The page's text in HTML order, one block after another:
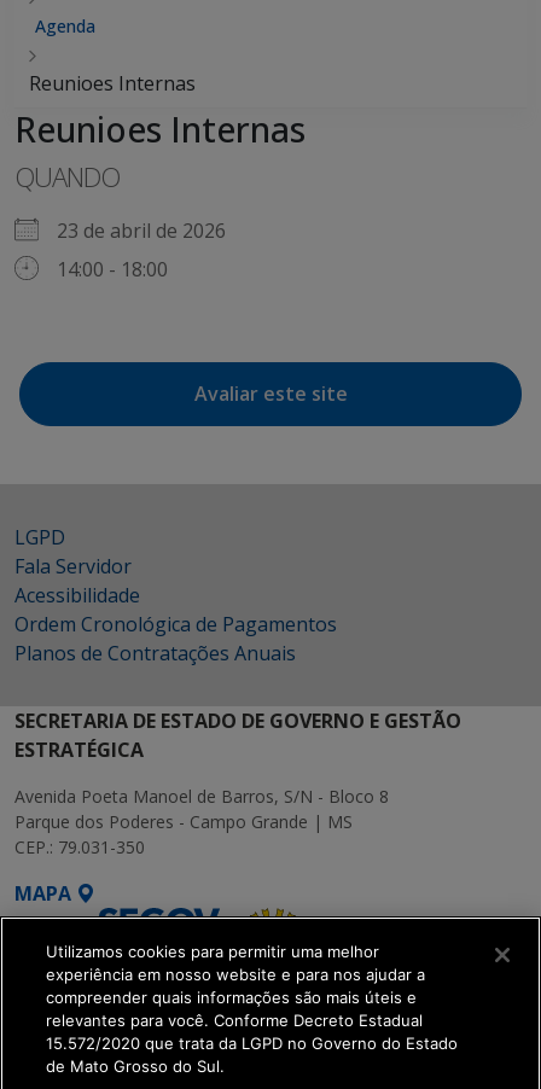
Agenda
Reunioes Internas
Reunioes Internas
QUANDO
23 de abril de 2026
14:00 - 18:00
Avaliar este site
LGPD
Fala Servidor
Acessibilidade
Ordem Cronológica de Pagamentos
Planos de Contratações Anuais
SECRETARIA DE ESTADO DE GOVERNO E GESTÃO
ESTRATÉGICA
Avenida Poeta Manoel de Barros, S/N - Bloco 8
Parque dos Poderes - Campo Grande | MS
CEP.: 79.031-350
MAPA
SETDIG | Secretaria-
Executiva de
Utilizamos cookies para permitir uma melhor
experiência em nosso website e para nos ajudar a
compreender quais informações são mais úteis e
relevantes para você. Conforme Decreto Estadual
15.572/2020 que trata da LGPD no Governo do Estado
de Mato Grosso do Sul.